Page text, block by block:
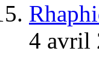
4 avril